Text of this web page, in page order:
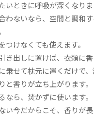
いときに呼吸が深くなりま
わないなら、空間と調和
つけなくても使えます。
き出しに置けば、衣類に香
乗せて枕元に置くだけで
と香りが立ち上がります。
なら、焚かずに使います。
い今だからこそ、香りが長